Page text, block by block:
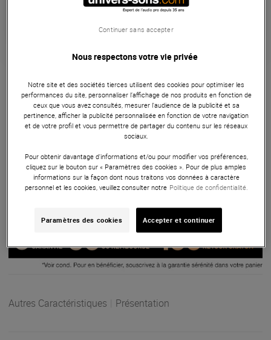
Apport initial :
Mensualités :
TAEG fixe :
Eligible à la Garantie Sérénité
Enceinte
La JBL PRX415M est une enceinte passive professionnelle
de scène.
ARTICLE N° 36780
Autres Caractéristiques Présentation
Nous respectons votre vie privée
Notre site et des sociétés tierces utilisent des cookies pour optimiser les
performances du site, personnaliser l’affichage de nos produits en fonction de
ceux que vous avez consultés, mesurer l'audience de la publicité et sa
pertinence, afficher la publicité personnalisée en fonction de votre navigation
et de votre profil et vous permettre de partager du contenu sur les réseaux
sociaux.
Pour obtenir davantage d'informations et/ou pour modifier vos préférences,
cliquez sur le bouton sur « Paramètres des cookies ». Pour de plus amples
informations sur la façon dont nous traitons vos données à caractère
personnel et les cookies, veuillez consulter notre Politique de confidentialité.
Paramètres des cookies Accepter et continuer
Continuer sans accepter